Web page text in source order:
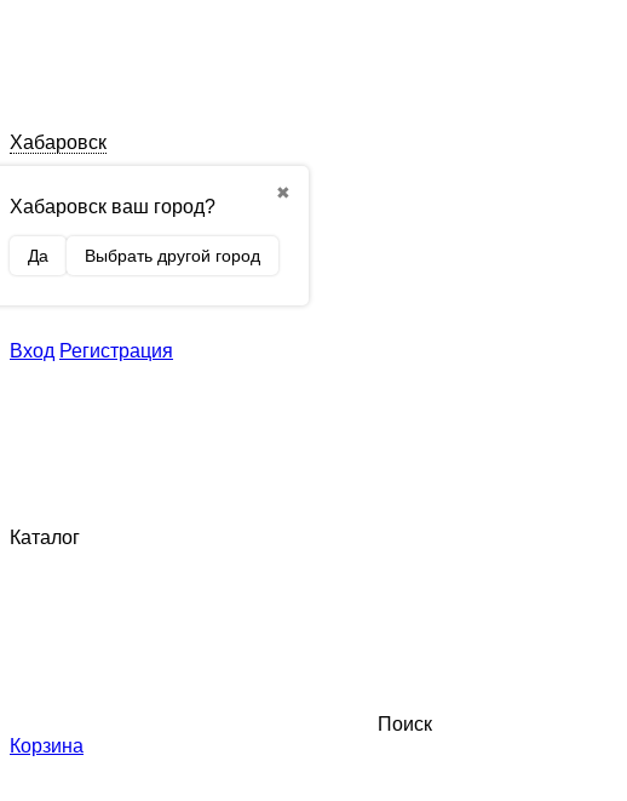
Хабаровск
✖
Хабаровск ваш город?
Да Выбрать другой город
Вход Регистрация
Каталог
Поиск
Корзина